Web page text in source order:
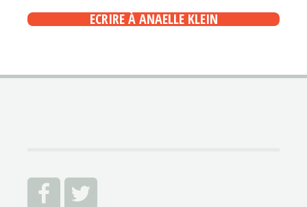
ECRIRE À ANAELLE KLEIN